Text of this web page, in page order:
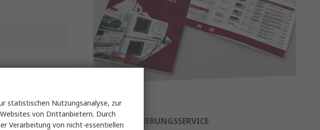
RE-KALIBRIERUNGSSERVICE
statistischen Nutzungsanalyse, zur
von Drittanbietern. Durch
Verarbeitung von nicht-essentiellen